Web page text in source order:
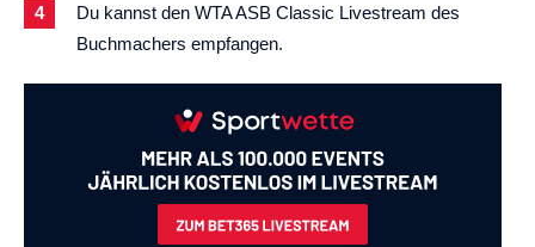
Du kannst den WTA ASB Classic Livestream des
Buchmachers empfangen.